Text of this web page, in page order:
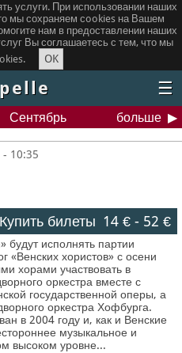
услуги. При использовании наших
мы сохраняем сookies на Вашем
нам в предоставлении наших
Вы соглашаетесь с тем, что мы
OK
☰
Сентябрь больше
- 10:35
Купить билеты 14 €- 52 €
будут исполнять партии
«Венских хористов» с осени
хорами участвовать в
оркестра вместе с
государственной оперы, а
оркестра Хофбурга.
в 2004 году и, как и Венские
музыкальное и
высоком уровне...